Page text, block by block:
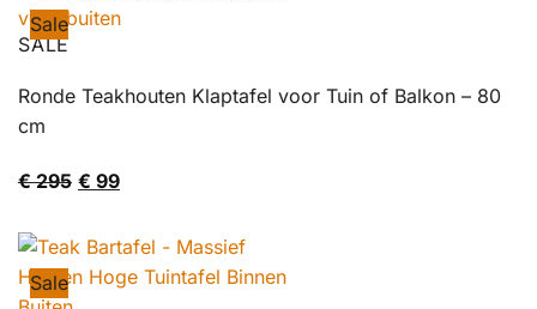
Sale
SALE
Ronde Teakhouten Klaptafel voor Tuin of Balkon – 80
cm
€295 Oorspronkelijke
was:
€ 295.
€ 99Huidige
is:
€ 99.
Sale